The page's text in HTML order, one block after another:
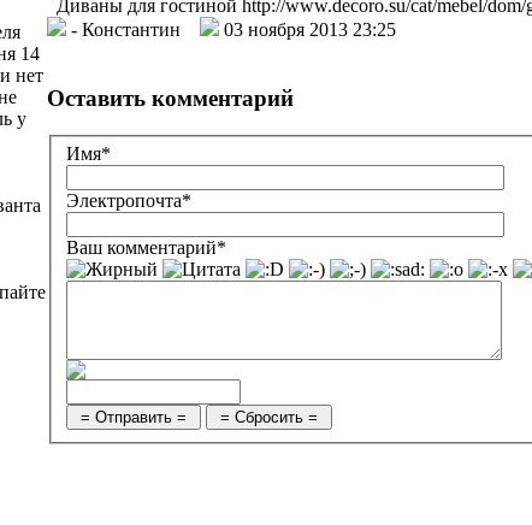
14
нет
у
Диваны для гостиной http://www.decoro.su/cat/mebel/dom/
- Константин
03 ноября 2013 23:25
Оставить комментарий
Имя*
Электропочта*
Ваш комментарий*